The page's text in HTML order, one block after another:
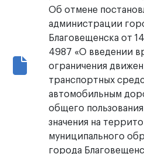
Об отмене
администрации
Благовещенска от
4987 «О введении
ограничения
транспортных
автомобильным
общего
значения на
муниципального
города